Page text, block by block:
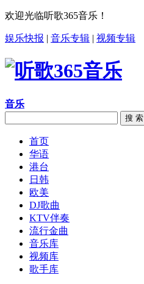
欢迎光临听歌365音乐！
娱乐快报 | 音乐专辑 | 视频专辑
音乐
搜 索
首页
华语
港台
日韩
欧美
DJ歌曲
KTV伴奏
流行金曲
音乐库
视频库
歌手库